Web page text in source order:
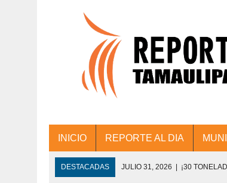
INICIO REPORTE AL DIA
DESTACADAS JULIO 31, 2026 | ¡30